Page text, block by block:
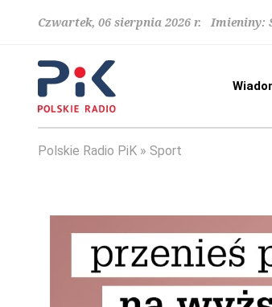
Czwartek, 06 sierpnia 2026 r. Imieniny:
Polskie Radio PiK Sport